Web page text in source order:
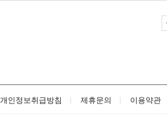
개인정보취급방침 제휴문의 이용약관